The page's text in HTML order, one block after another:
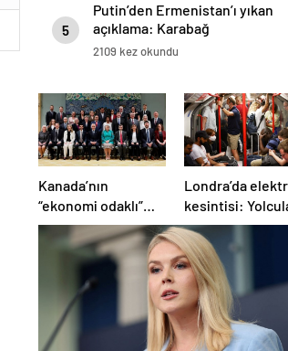
5
Putin’den Ermenistan’ı yıkan
açıklama: Karabağ
Azerbaycan’ın ayrılmaz bir
2109 kez okundu
Kanada’nın
“ekonomi odaklı”
yeni kabinesi
kuruldu
Londra’da
kesintisi:
metroda
kaldı